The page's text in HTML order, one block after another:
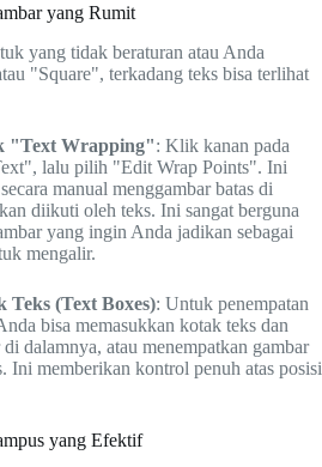
yang Rumit
yang tidak beraturan atau Anda
"Square", terkadang teks bisa terlihat
"Text Wrapping": Klik kanan pada
lalu pilih "Edit Wrap Points". Ini
manual menggambar batas di
diikuti oleh teks. Ini sangat berguna
yang ingin Anda jadikan sebagai
mengalir.
Teks (Text Boxes): Untuk penempatan
bisa memasukkan kotak teks dan
dalamnya, atau menempatkan gambar
Ini memberikan kontrol penuh atas posisi
yang Efektif